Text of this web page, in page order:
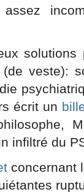
solutions
(de veste):
écrit un
infiltré du
concernant